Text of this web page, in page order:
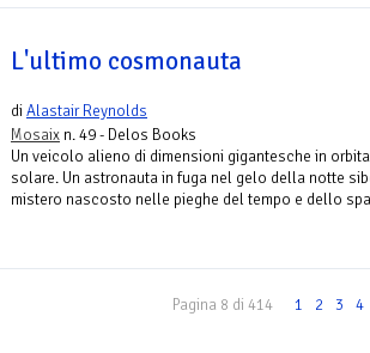
L'ultimo cosmonauta
diAlastair Reynolds
Mosaix n. 49 - Delos Books
Un veicolo alieno di dimensioni gigantesche in
solare. Un astronauta in fuga nel gelo della notte
mistero nascosto nelle pieghe del tempo e dello
Pagina 8 di 414 1 2 3 4